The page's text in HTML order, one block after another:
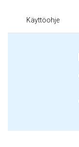
Käyttöohje